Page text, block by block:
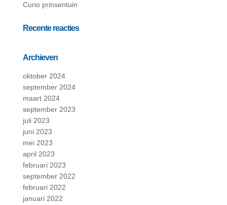
Curio prinsentuin
Recente reacties
Archieven
oktober 2024
september 2024
maart 2024
september 2023
juli 2023
juni 2023
mei 2023
april 2023
februari 2023
september 2022
februari 2022
januari 2022